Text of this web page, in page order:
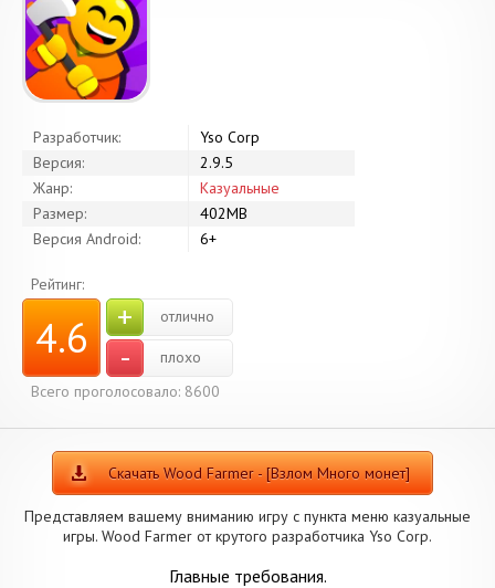
Разработчик:
Yso Corp
Версия:
2.9.5
Жанр:
Казуальные
Размер:
402MB
Версия Android:
6+
Рейтинг:
4.6 + отлично
-
плохо
Всего проголосовало: 8600
Скачать Wood Farmer - [Взлом Много монет]
Представляем вашему вниманию игру с пункта меню казуальные
игры. Wood Farmer от крутого разработчика Yso Corp.
Главные требования.